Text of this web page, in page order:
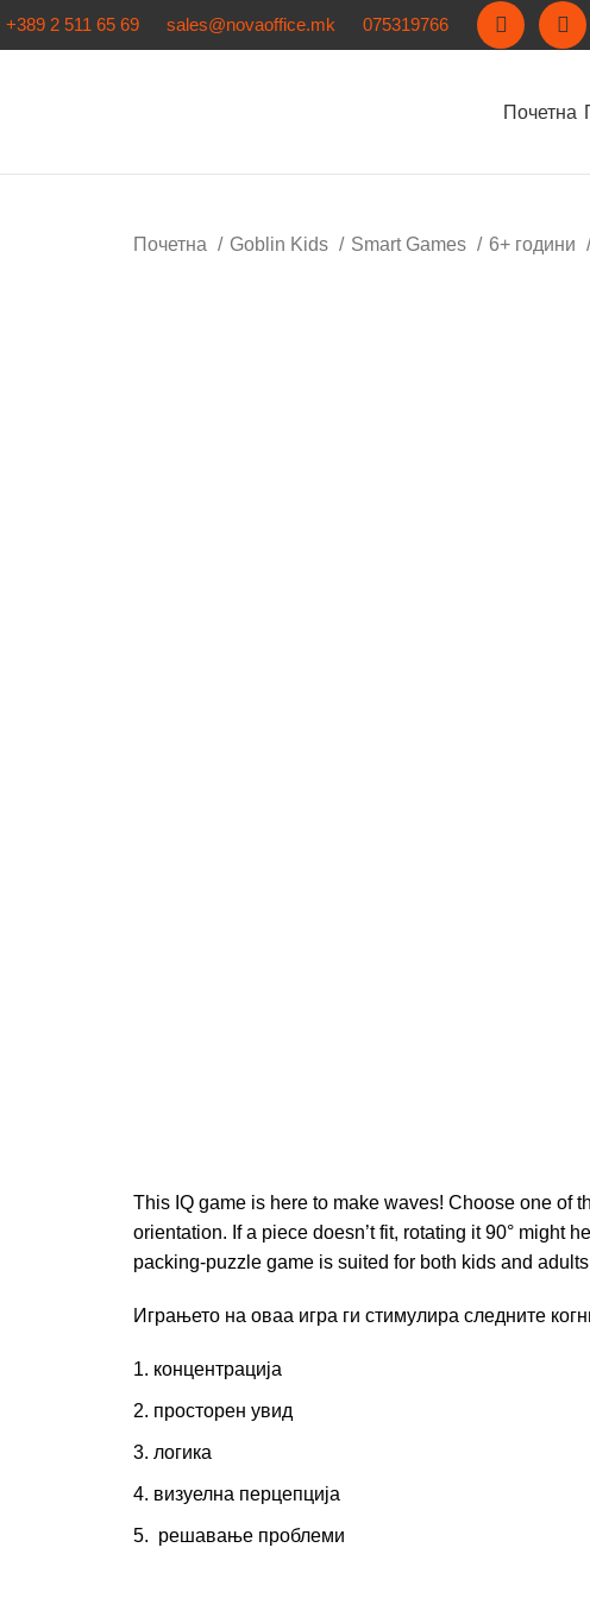
+389 2 511 65 69 sales@novaoffice.mk 075319766
Почетна
Почетна Goblin Kids Smart Games 6+ години
This IQ game is here to make waves! Choose one of
orientation. If a piece doesn’t fit, rotating it 90° might
packing-puzzle game is suited for both kids and
Играњето на оваа игра ги стимулира следните
концентрација
просторен увид
логика
визуелна перцепција
решавање проблеми